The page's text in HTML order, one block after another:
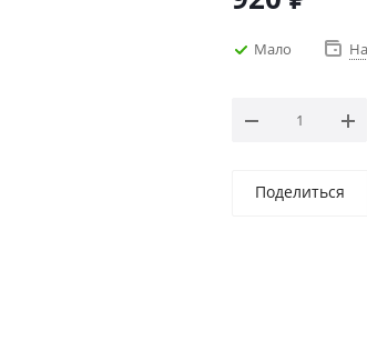
Мало
Поделиться